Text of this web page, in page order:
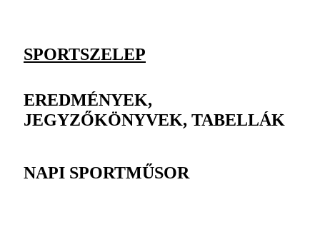
SPORTSZELEP
EREDMÉNYEK,
JEGYZŐKÖNYVEK, TABELLÁK
NAPI SPORTMŰSOR